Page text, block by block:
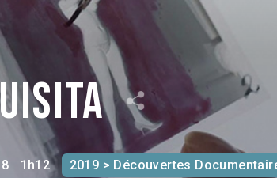
1h12 2019 > Découvertes